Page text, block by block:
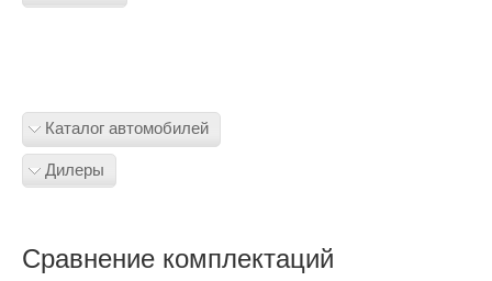
Каталог автомобилей
Дилеры
Сравнение комплектаций